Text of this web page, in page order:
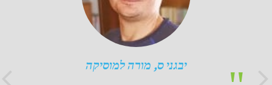
יבגני ס, מורה למוסיקה